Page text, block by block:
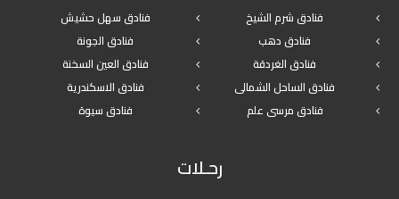
فنادق شرم الشيخ
فنادق سهل حشيش
فنادق دهب
فنادق الجونة
فنادق الغردقة
فنادق العين السخنة
فنادق الساحل الشمالى
فنادق الاسكندرية
فنادق مرسى علم
فنادق سيوة
رحـلات